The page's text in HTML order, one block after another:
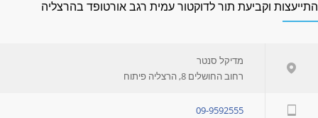
התייעצות וקביעת תור לדוקטור עמית רגב אורטופד בהרצליה
מדיקל סנטר
רחוב החושלים 8, הרצליה פיתוח
09-9592555